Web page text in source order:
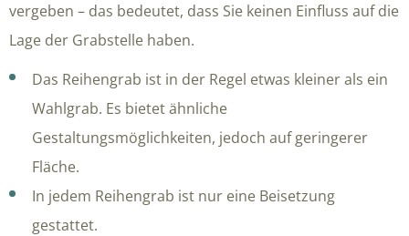
vergeben – das bedeutet, dass Sie keinen Einfluss auf die
Lage der Grabstelle haben.
Das Reihengrab ist in der Regel etwas kleiner als ein
Wahlgrab. Es bietet ähnliche
Gestaltungsmöglichkeiten, jedoch auf geringerer
Fläche.
In jedem Reihengrab ist nur eine Beisetzung
gestattet.